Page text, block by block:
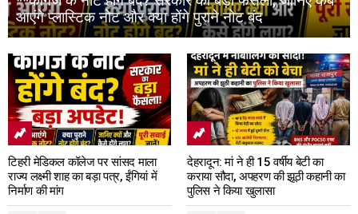
आएंगे प्लास्टिक नोट और क्या होंगे पुराने नोट बंद
टिहरी मेडिकल कॉलेज पर सांसद माला
राज्य लक्ष्मी शाह का बड़ा पत्र, ईंगियां में
निर्माण की मांग
देहरादून: मां ने ही 15 वर्षीय बेटी का
कराया सौदा, अपहरण की झूठी कहानी का
पुलिस ने किया खुलासा